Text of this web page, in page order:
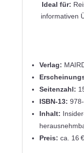
Ideal für:
informativen
Verlag:
Seitenzahl:
ISBN-13:
Inhalt:
Preis: ca. 16 €